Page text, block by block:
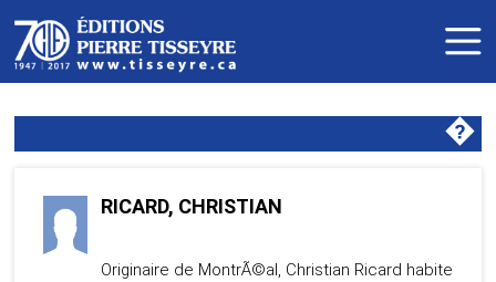
�
RICARD, CHRISTIAN
Originaire de MontrÃ©al, Christian Ricard habite